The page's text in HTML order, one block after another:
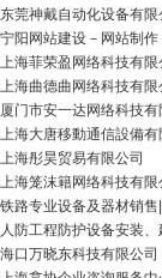
东莞神戴自动化设备有
宁阳网站建设－网站制作
上海菲荣盈网络科技有限
上海曲德曲网络科技有限
厦门市安一达网络科技有
上海大唐移動通信設備有
上海彤昊贸易有限公司
上海笼沫籍网络科技有限
铁路专业设备及器材销
人防工程防护设备安装
海口万晓东科技有限公司